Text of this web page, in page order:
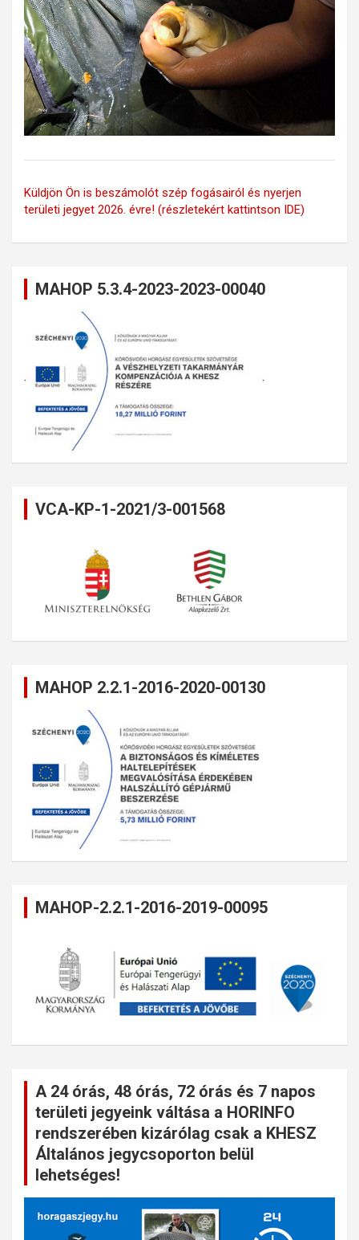
Küldjön Ön is beszámolót szép fogásairól és nyerjen
területi jegyet 2026. évre! (részletekért kattintson IDE)
MAHOP 5.3.4-2023-2023-00040
VCA-KP-1-2021/3-001568
MAHOP 2.2.1-2016-2020-00130
MAHOP-2.2.1-2016-2019-00095
A 24 órás, 48 órás, 72 órás és 7 napos
területi jegyeink váltása a HORINFO
rendszerében kizárólag csak a KHESZ
Általános jegycsoporton belül
lehetséges!